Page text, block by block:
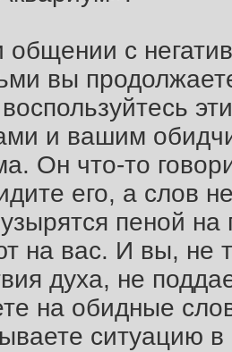
общении с
вы
и вашим
Он что-то
его, а слов
пеной
на вас. И вы, не
духа, не
на обидные
ситуацию в